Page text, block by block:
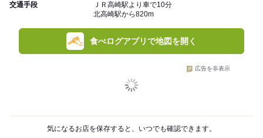
交通手段
ＪＲ高崎駅より車で10分
北高崎駅から820m
食べログアプリで地図を開く
広告を非表示
気になるお店を保存すると、いつでも確認できます。